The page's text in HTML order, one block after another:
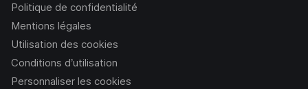
Politique de confidentialité
Mentions légales
Utilisation des cookies
Conditions d’utilisation
Personnaliser les cookies